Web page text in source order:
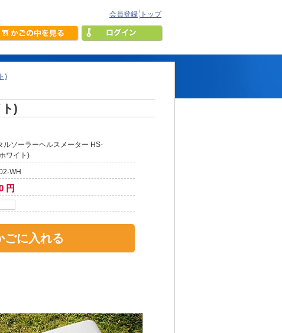
会員登録 トップ
)
)
ルソーラーヘルスメーター HS-
ワイト)
WH
円